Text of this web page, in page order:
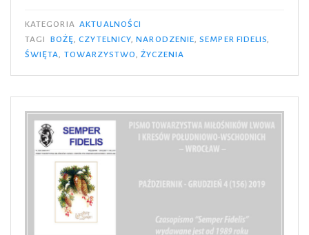
KATEGORIA AKTUALNOŚCI
TAGI
BOŻĘ,CZYTELNICY,NARODZENIE,SEMPER FIDELIS,
ŚWIĘTA, TOWARZYSTWO, ŻYCZENIA